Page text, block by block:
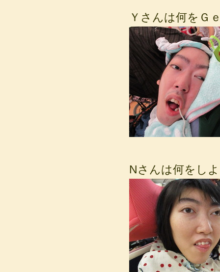
Ｙさんは何をＧ
Nさんは何をし